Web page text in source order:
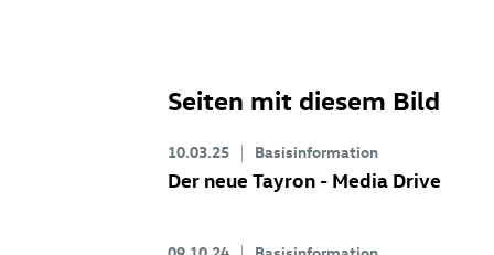
Seiten mit diesem Bild
10.03.25 Basisinformation
Der neue Tayron - Media Drive